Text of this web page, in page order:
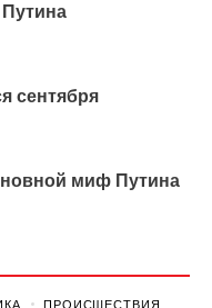
Путина
сентября
миф Путина
ПРОИСШЕСТВИЯ